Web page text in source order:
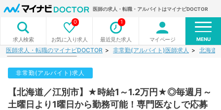
医師の求人・転職・アルバイトはマイナビDOCTOR
求人検索 お気に入り求人
0
最近見た求人
1
マイページ MENU
医師求人・転職のマイナビDOCTOR 非常勤(アルバイト)医師求人 北海道
非常勤(アルバイト)求人
【北海道／江別市】★時給1～1.2万円★◎毎週月～
土曜日より1曜日から勤務可能！専門医なしで応募